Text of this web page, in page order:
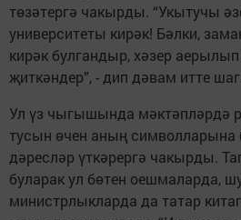
төзәтергә чакырды. “Укытучы
университеты кирәк! Бәлки,
кирәк булгандыр, хәзер
җиткәндер”, - дип дәвам итте
Ул үз чыгышында мәктәпләрдә
тусын өчен аның символларына
дәресләр үткәрергә чакырды.
буларак ул бөтен оешмаларда,
министрлыкларда да татар